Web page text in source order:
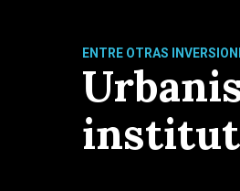
ENTRE OTRAS